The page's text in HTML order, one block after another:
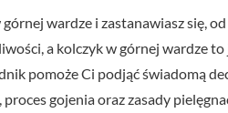
wardze i zastanawiasz się,
a kolczyk w górnej wardze
pomoże Ci podjąć świadomą
proces gojenia oraz zasady